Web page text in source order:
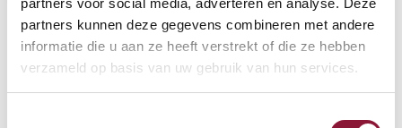
partners kunnen deze gegevens combineren met andere
informatie die u aan ze heeft verstrekt of die ze hebben
verzameld op basis van uw gebruik van hun services.
FUSSRING ?